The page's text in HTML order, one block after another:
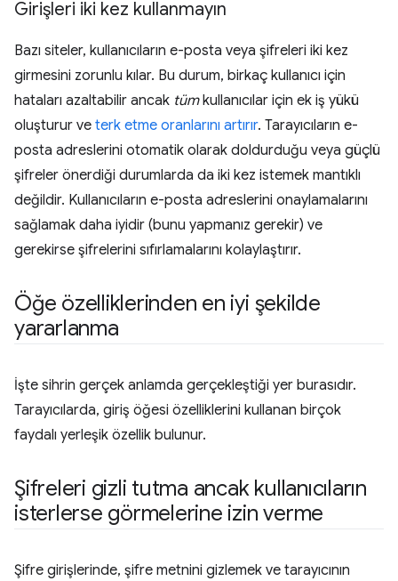
Girişleri iki kez kullanmayın
Bazı siteler, kullanıcıların e-posta veya şifreleri iki kez
girmesini zorunlu kılar. Bu durum, birkaç kullanıcı için
hataları azaltabilir ancak tümkullanıcılar için ek iş yükü
oluşturur ve terk etme oranlarını artırır. Tarayıcıların e-
posta adreslerini otomatik olarak doldurduğu veya güçlü
şifreler önerdiği durumlarda da iki kez istemek mantıklı
değildir. Kullanıcıların e-posta adreslerini onaylamalarını
sağlamak daha iyidir (bunu yapmanız gerekir) ve
gerekirse şifrelerini sıfırlamalarını kolaylaştırır.
Öğe özelliklerinden en iyi şekilde
yararlanma
İşte sihrin gerçek anlamda gerçekleştiği yer burasıdır.
Tarayıcılarda, giriş öğesi özelliklerini kullanan birçok
faydalı yerleşik özellik bulunur.
Şifreleri gizli tutma ancak kullanıcıların
isterlerse görmelerine izin verme
Şifre girişlerinde, şifre metnini gizlemek ve tarayıcının